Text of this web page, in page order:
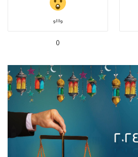
واااو
0